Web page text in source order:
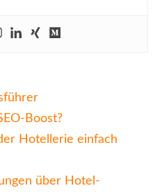
Boost?
Hotellerie einfach
über Hotel-